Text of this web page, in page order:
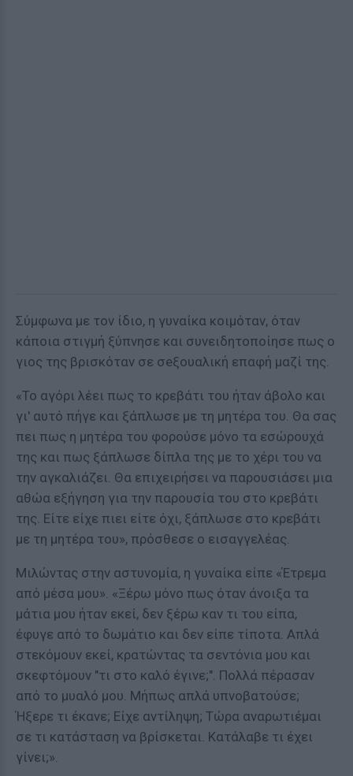
Σύμφωνα με τον ίδιο, η γυναίκα κοιμόταν, όταν
κάποια στιγμή ξύπνησε και συνειδητοποίησε πως ο
γιος της βρισκόταν σε σeξουαλική επαφή μαζί της.
«Το αγόρι λέει πως το κρεβάτι του ήταν άβολο και
γι' αυτό πήγε και ξάπλωσε με τη μητέρα του. Θα σας
πει πως η μητέρα του φορούσε μόνο τα εσώρουχά
της και πως ξάπλωσε δίπλα της με το χέρι του να
την αγκαλιάζει. Θα επιχειρήσει να παρουσιάσει μια
αθώα εξήγηση για την παρουσία του στο κρεβάτι
της. Είτε είχε πιει είτε όχι, ξάπλωσε στο κρεβάτι
με τη μητέρα του», πρόσθεσε ο εισαγγελέας.
Μιλώντας στην αστυνομία, η γυναίκα είπε «Έτρεμα
από μέσα μου». «Ξέρω μόνο πως όταν άνοιξα τα
μάτια μου ήταν εκεί, δεν ξέρω καν τι του είπα,
έφυγε από το δωμάτιο και δεν είπε τίποτα. Απλά
στεκόμουν εκεί, κρατώντας τα σεντόνια μου και
σκεφτόμουν "τι στο καλό έγινε;". Πολλά πέρασαν
από το μυαλό μου. Μήπως απλά υπνοβατούσε;
Ήξερε τι έκανε; Είχε αντίληψη; Τώρα αναρωτιέμαι
σε τι κατάσταση να βρίσκεται. Κατάλαβε τι έχει
γίνει;».